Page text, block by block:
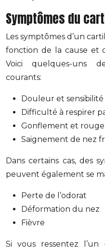
Symptômes du
Les symptômes d’un
fonction de la cause et
Voici quelques-uns
courants:
Douleur et
Difficulté à respirer
Gonflement et
Saignement de nez
Dans certains cas, des
peuvent également se
Perte de l’odorat
Déformation du nez
Fièvre
Si vous ressentez